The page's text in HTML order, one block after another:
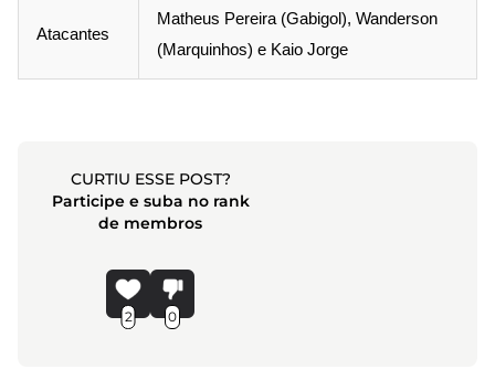
Atacantes
Matheus Pereira (Gabigol), Wanderson
(Marquinhos) e Kaio Jorge
CURTIU ESSE POST?
Participe e suba no rank
de membros
2 0